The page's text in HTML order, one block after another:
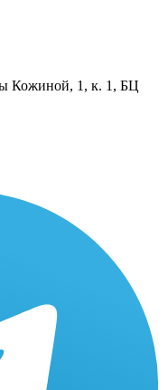
Кожиной, 1, к. 1, БЦ